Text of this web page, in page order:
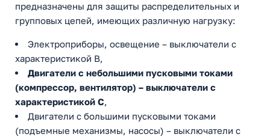
предназначены для защиты распределительных и
групповых цепей, имеющих различную нагрузку:
Электроприборы, освещение – выключатели с
характеристикой В,
Двигатели с небольшими пусковыми токами
(компрессор, вентилятор) – выключатели с
характеристикой C,
Двигатели с большими пусковыми токами
(подъемные механизмы, насосы) – выключатели с